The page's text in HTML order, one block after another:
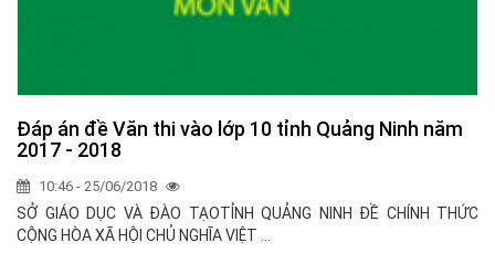
Đáp án đề Văn thi vào lớp 10 tỉnh Quảng Ninh năm
2017 - 2018
10:46 - 25/06/2018
SỞ GIÁO DỤC VÀ ĐÀO TẠOTỈNH QUẢNG NINH ĐỀ CHÍNH THỨC
CỘNG HÒA XÃ HỘI CHỦ NGHĨA VIỆT ...